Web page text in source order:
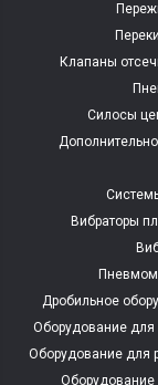
Клапаны
Силосы
Вибраторы
Дробильное
Оборудование для
Оборудование для